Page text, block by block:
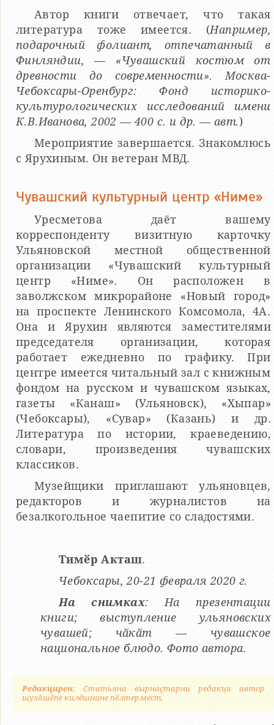
Автор книги отвечает, что такая
литература тоже имеется. (Например,
подарочный фолиант, отпечатанный в
Финляндии, — «Чувашский костюм от
древности до современности». Москва-
Чебоксары-Оренбург: Фонд историко-
культурологических исследований имени
К.В.Иванова, 2002 — 400 с. и др. — авт.)
Мероприятие завершается. Знакомлюсь
с Ярухиным. Он ветеран МВД.
Чувашский культурный центр «Ниме»
Уресметова даёт вашему
корреспонденту визитную карточку
Ульяновской местной общественной
организации «Чувашский культурный
центр «Ниме». Он расположен в
заволжском микрорайоне «Новый город»
на проспекте Ленинского Комсомола, 4А.
Она и Ярухин являются заместителями
председателя организации, которая
работает ежедневно по графику. При
центре имеется читальный зал с книжным
фондом на русском и чувашском языках,
газеты «Канаш» (Ульяновск), «Хыпар»
(Чебоксары), «Сувар» (Казань) и др.
Литература по истории, краеведению,
словари, произведения чувашских
классиков.
Музейщики приглашают ульяновцев,
редакторов и журналистов на
безалкогольное чаепитие со сладостями.
Тимӗр Акташ.
Чебоксары, 20-21 февраля 2020 г.
На снимках: На презентации
книги; выступление ульяновских
чувашей; чӑкӑт — чувашское
национальное блюдо. Фото автора.
Редакцирен: Статьяна вырнаҫтарни редакци автор
шухӑшӗпе килӗшнине пӗлтермест.